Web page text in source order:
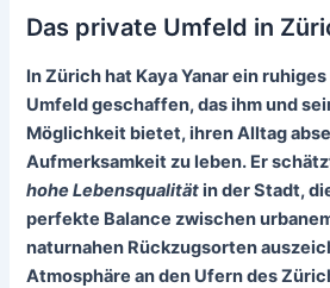
Das private Umfeld in
In Zürich hat Kaya Yanar ein
Umfeldgeschaffen, das ihm und
Möglichkeit bietet, ihren Alltag
Aufmerksamkeit zu leben. Er
hohe Lebensqualitätin der Stadt,
perfekte Balance zwischen
naturnahen Rückzugsorten
Atmosphäre an den Ufern des